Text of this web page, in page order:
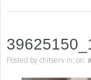
Posted bychitserv in: on: